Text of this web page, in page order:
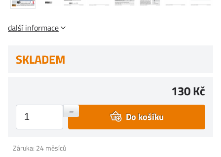
další informace
SKLADEM
130 Kč
+
– Do košíku
Záruka: 24 měsíců